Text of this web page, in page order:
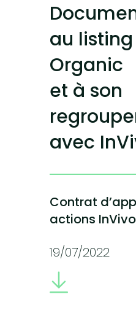
au
Organic
et à son
avec
Contrat
actions
19/07/2022